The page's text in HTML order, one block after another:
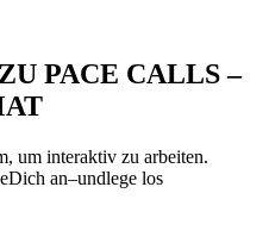
PACE CALLS –
um interaktiv zu arbeiten.
an–undlege los